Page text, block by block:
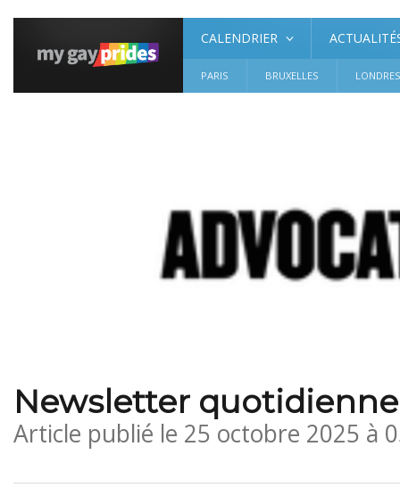
CALENDRIER
PARIS BRUXELLES LONDRES
Newsletter quotidienne
Article publié le 25 octobre 2025 à